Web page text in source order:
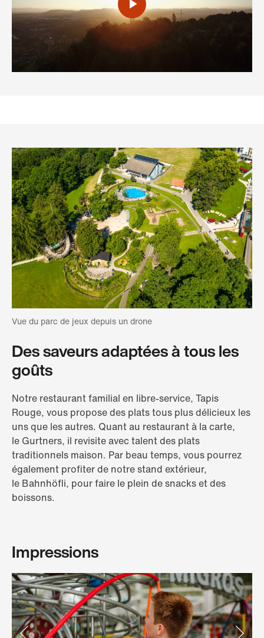
Lire
la
vidéo
Vue du parc de jeux depuis un drone
Des saveurs adaptées à tous les
goûts
Notre restaurant familial en libre-service, Tapis
Rouge, vous propose des plats tous plus délicieux les
uns que les autres. Quant au restaurant à la carte,
le Gurtners, il revisite avec talent des plats
traditionnels maison. Par beau temps, vous pourrez
également profiter de notre stand extérieur,
le Bahnhöfli, pour faire le plein de snacks et des
boissons.
Impressions